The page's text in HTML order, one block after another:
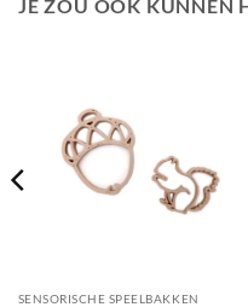
JE ZOU OOK KUNNEN
SENSORISCHE SPEELBAKKEN